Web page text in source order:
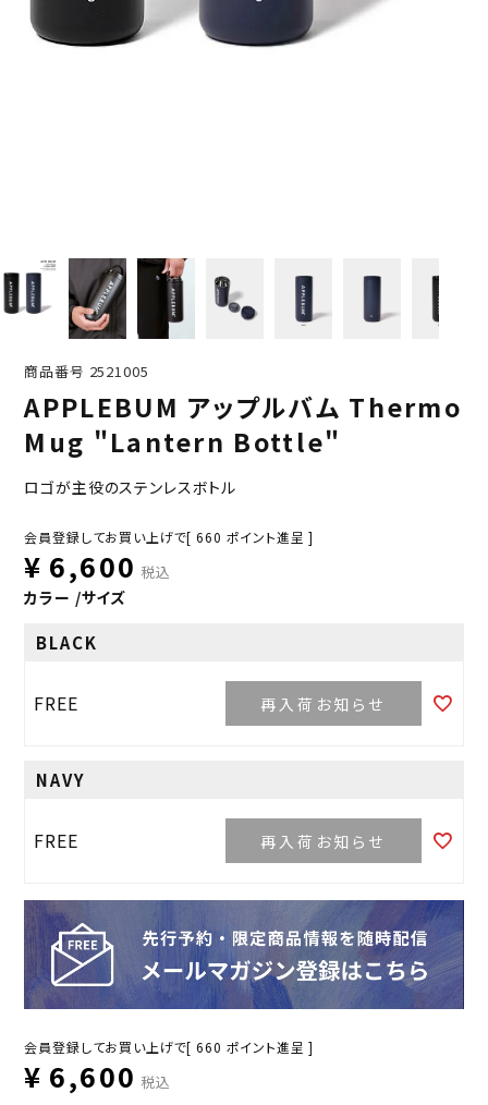
商品番号 2521005
APPLEBUM アップルバム Thermo
Mug "Lantern Bottle"
ロゴが主役のステンレスボトル
会員登録してお買い上げで[ 660 ポイント進呈 ]
¥ 6,600 税込
カラー サイズ
BLACK
FREE 再入荷お知らせ
NAVY
FREE 再入荷お知らせ
会員登録してお買い上げで[ 660 ポイント進呈 ]
¥ 6,600 税込